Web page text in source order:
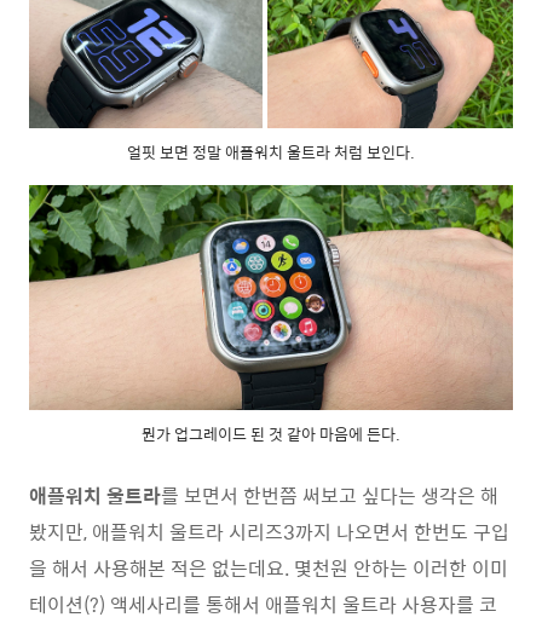
얼핏 보면 정말 애플워치 울트라 처럼 보인다.
뭔가 업그레이드 된 것 같아 마음에 든다.
애플워치 울트라를 보면서 한번쯤 써보고 싶다는 생각은 해
봤지만, 애플워치 울트라 시리즈3까지 나오면서 한번도 구입
을 해서 사용해본 적은 없는데요. 몇천원 안하는 이러한 이미
테이션(?) 액세사리를 통해서 애플워치 울트라 사용자를 코